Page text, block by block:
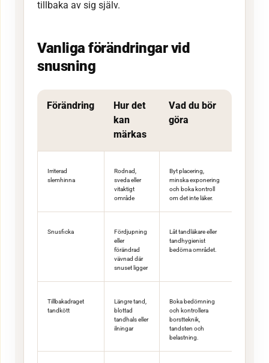
tillbaka av sig själv.
Vanliga förändringar vid
snusning
Förändring
Hur det
kan
märkas
Vad du bör
göra
Irriterad
slemhinna
Rodnad,
sveda eller
vitaktigt
område
Byt placering,
minska exponering
och boka kontroll
om det inte läker.
Snusficka
Fördjupning
eller
förändrad
vävnad där
snuset ligger
Låt tandläkare eller
tandhygienist
bedöma området.
Tillbakadraget
tandkött
Längre tand,
blottad
tandhals eller
ilningar
Boka bedömning
och kontrollera
borstteknik,
tandsten och
belastning.